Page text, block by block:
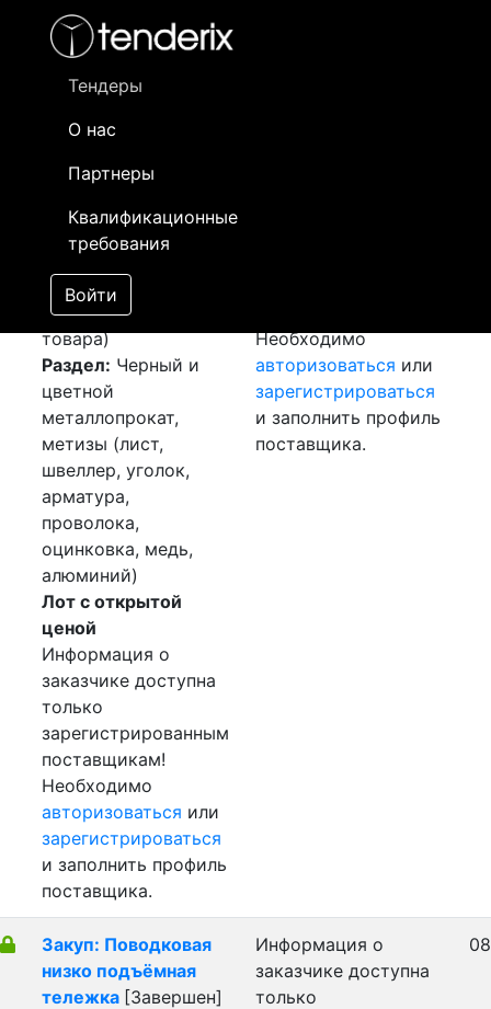
Тендеры
О нас
Партнеры
Квалификационные
требования
Войти
- активный лот
- сохраненный лот (не опубликован)
Закуп: Лист
оцинкованный
[Завершен]
Лот №:6042
АУКЦИОН (покупка
товара)
Раздел: Черный и
цветной
металлопрокат,
метизы (лист,
швеллер, уголок,
арматура,
проволока,
оцинковка, медь,
алюминий)
Лот с открытой
ценой
Информация о
заказчике доступна
только
зарегистрированным
поставщикам!
Необходимо
авторизоваться или
зарегистрироваться
и заполнить профиль
поставщика.
Необходимо
авторизоваться или
зарегистрироваться
и заполнить профиль
поставщика.
Закуп: Поводковая
низко подъёмная
тележка [Завершен]
Информация о
заказчике доступна
только